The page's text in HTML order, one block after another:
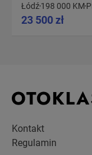
Łódź198 000 KM
23 500 zł
Kontakt
Regulamin